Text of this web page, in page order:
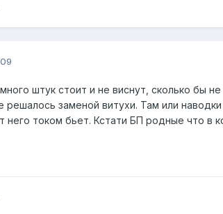
штук стоит и не виснут, сколько бы
заменой витухи. Там или
него током бьет. Кстати БП родные что в